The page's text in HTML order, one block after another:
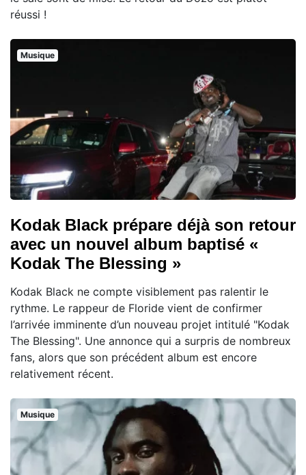
réussi !
Musique
Kodak Black prépare déjà son retour
avec un nouvel album baptisé «
Kodak The Blessing »
Kodak Black ne compte visiblement pas ralentir le
rythme. Le rappeur de Floride vient de confirmer
l’arrivée imminente d’un nouveau projet intitulé "Kodak
The Blessing". Une annonce qui a surpris de nombreux
fans, alors que son précédent album est encore
relativement récent.
Musique